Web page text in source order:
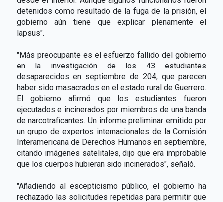
detenidos como resultado de la fuga de la prisión, el
gobierno aún tiene que explicar plenamente el
lapsus".
"Más preocupante es el esfuerzo fallido del gobierno
en la investigación de los 43 estudiantes
desaparecidos en septiembre de 204, que parecen
haber sido masacrados en el estado rural de Guerrero.
El gobierno afirmó que los estudiantes fueron
ejecutados e incinerados por miembros de una banda
de narcotraficantes. Un informe preliminar emitido por
un grupo de expertos internacionales de la Comisión
Interamericana de Derechos Humanos en septiembre,
citando imágenes satelitales, dijo que era improbable
que los cuerpos hubieran sido incinerados", señaló.
"Añadiendo al escepticismo público, el gobierno ha
rechazado las solicitudes repetidas para permitir que